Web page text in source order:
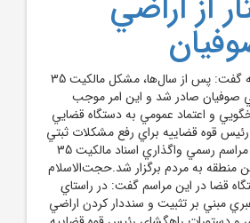
معاون اول قوه قضاييه گفت: پس از سال‌ها، مشکل مالکيت 35
صوفيان صادر شد و اين امر موجب
و اعتماد عمومي به دستگاه قضايي
قوه قضاييه براي رفع مشکلات ثبتي
مردم منطقه صوفيان، مراسم رسمي واگذاري اسناد مالکيت 35
منطقه به مردم برگزار شد.حجت‌الاسلام
قضا در اين مراسم گفت: در راستاي
مبني بر تثبيت و سنددار کردن اراضي